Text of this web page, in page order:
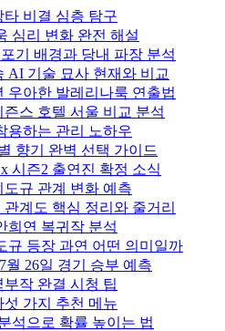
비결 심층 탐구
심리 변화 완전 해설
기 배경과 당내 파장 분석
AI 기술 묘사 현재와 비교
우아한 발레리나룩 연출법
스 호텔 서울 비교 분석
용하는 관리 노하우
향기 완벽 선택 가이드
시즌2 출연진 확정 소식
규 관계 변화 예측
계도 핵심 정리와 줄거리
희연 복귀작 분석
규 등장 과연 어떤 의미일까
26일 경기 승부 예측
작 완결 시청 팁
가지 추천 메뉴
석으로 확률 높이는 법